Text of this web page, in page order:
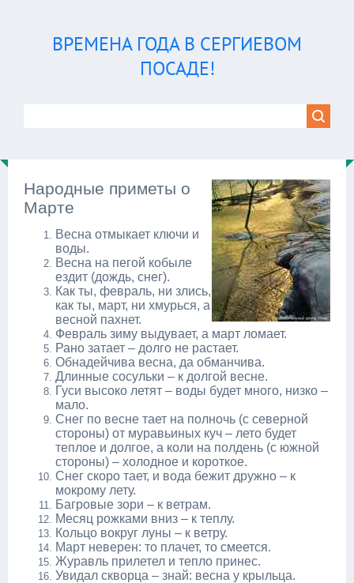
ВРЕМЕНА ГОДА В СЕРГИЕВОМ
ПОСАДЕ!
Народные приметы о
Марте
Весна отмыкает ключи и
воды.
Весна на пегой кобыле
ездит (дождь, снег).
Как ты, февраль, ни злись,
как ты, март, ни хмурься, а
весной пахнет.
Февраль зиму выдувает, а март ломает.
Рано затает – долго не растает.
Обнадейчива весна, да обманчива.
Длинные сосульки – к долгой весне.
Гуси высоко летят – воды будет много, низко –
мало.
Снег по весне тает на полночь (с северной
стороны) от муравьиных куч – лето будет
теплое и долгое, а коли на полдень (с южной
стороны) – холодное и короткое.
Снег скоро тает, и вода бежит дружно – к
мокрому лету.
Багровые зори – к ветрам.
Месяц рожками вниз – к теплу.
Кольцо вокруг луны – к ветру.
Март неверен: то плачет, то смеется.
Журавль прилетел и тепло принес.
Увидал скворца – знай: весна у крыльца.